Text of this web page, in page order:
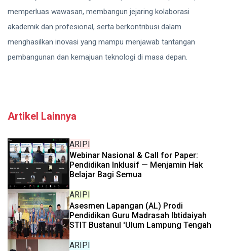
memperluas wawasan, membangun jejaring kolaborasi
akademik dan profesional, serta berkontribusi dalam
menghasilkan inovasi yang mampu menjawab tantangan
pembangunan dan kemajuan teknologi di masa depan.
Artikel Lainnya
ARIPI
Webinar Nasional & Call for Paper:
Pendidikan Inklusif — Menjamin Hak
Belajar Bagi Semua
ARIPI
Asesmen Lapangan (AL) Prodi
Pendidikan Guru Madrasah Ibtidaiyah
STIT Bustanul 'Ulum Lampung Tengah
ARIPI